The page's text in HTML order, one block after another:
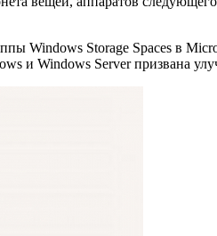
Windows Storage Spaces в
и Windows Server призвана